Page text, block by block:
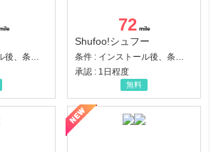
条件 : インストール後、条件達成
72
Shufoo!シュフー
条件 : インストール後、条件達成
承認 : 1日程度
無料